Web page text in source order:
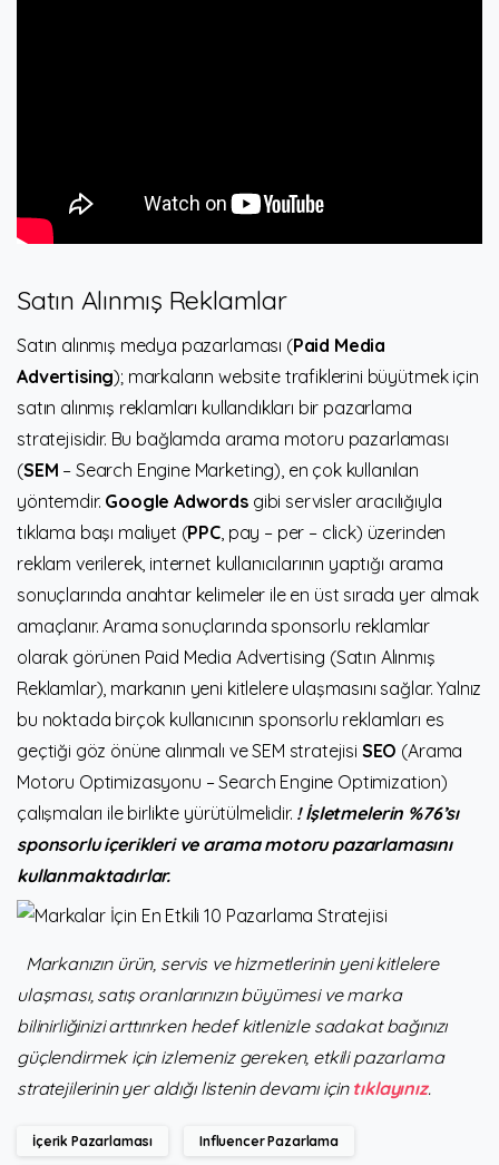
Satın Alınmış Reklamlar
Satın alınmış medya pazarlaması (Paid Media
Advertising); markaların website trafiklerini büyütmek için
satın alınmış reklamları kullandıkları bir pazarlama
stratejisidir. Bu bağlamda arama motoru pazarlaması
(SEM – Search Engine Marketing), en çok kullanılan
yöntemdir. Google Adwords gibi servisler aracılığıyla
tıklama başı maliyet (PPC , pay – per – click) üzerinden
reklam verilerek, internet kullanıcılarının yaptığı arama
sonuçlarında anahtar kelimeler ile en üst sırada yer almak
amaçlanır. Arama sonuçlarında sponsorlu reklamlar
olarak görünen Paid Media Advertising (Satın Alınmış
Reklamlar), markanın yeni kitlelere ulaşmasını sağlar. Yalnız
bu noktada birçok kullanıcının sponsorlu reklamları es
geçtiği göz önüne alınmalı ve SEM stratejisi SEO (Arama
Motoru Optimizasyonu – Search Engine Optimization)
çalışmaları ile birlikte yürütülmelidir. ! İşletmelerin %76’sı
sponsorlu içerikleri ve arama motoru pazarlamasını
kullanmaktadırlar.
Markanızın ürün, servis ve hizmetlerinin yeni kitlelere
ulaşması, satış oranlarınızın büyümesi ve marka
bilinirliğinizi arttırırken hedef kitlenizle sadakat bağınızı
güçlendirmek için izlemeniz gereken, etkili pazarlama
stratejilerinin yer aldığı listenin devamı için tıklayınız.
İçerik Pazarlaması Influencer Pazarlama